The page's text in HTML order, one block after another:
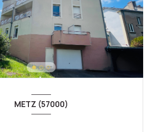
METZ (57000)